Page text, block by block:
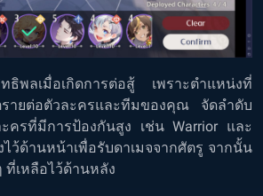
ธิพลเมื่อเกิดการต่อสู้ เพราะตำแหน่งที่
รายต่อตัวละครและทีมของคุณ จัดลำดับ
ครที่มีการป้องกันสูง เช่น Warrior และ
ว้ด้านหน้าเพื่อรับดาเมจจากศัตรู จากนั้น
ที่เหลือไว้ด้านหลัง